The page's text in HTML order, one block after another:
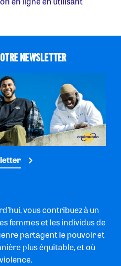
NEWSLETTER
vous contribuez à un
femmes et les individus de
partagent le pouvoir et
plus équitable, et où